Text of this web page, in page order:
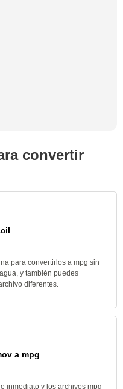
convertir
para convertirlos a mpg sin
y también puedes
diferentes.
a mpg
inmediato y los archivos mpg